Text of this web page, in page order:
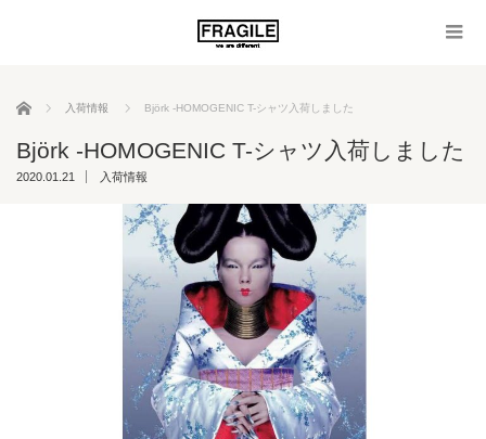
ホーム 入荷情報 Björk -HOMOGENIC T-シャツ入荷しました
Björk -HOMOGENIC T-シャツ入荷しました
2020.01.21 入荷情報